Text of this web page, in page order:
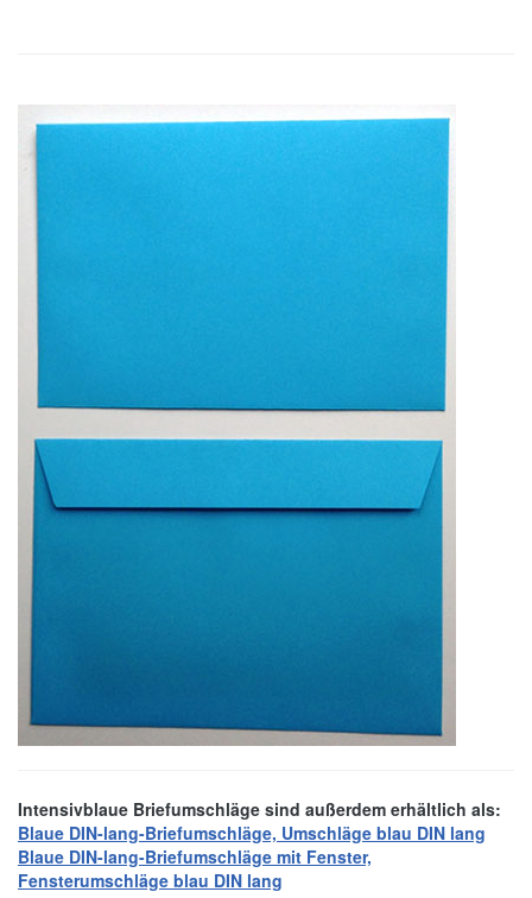
Intensivblaue Briefumschläge sind außerdem erhältlich als:
Blaue DIN-lang-Briefumschläge, Umschläge blau DIN lang
Blaue DIN-lang-Briefumschläge mit Fenster,
Fensterumschläge blau DIN lang